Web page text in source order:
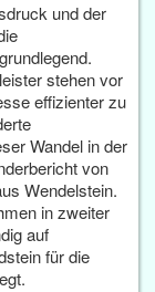
und der
stehen vor
effizienter zu
Wandel in der
von
Wendelstein.
in zweiter
auf
für die